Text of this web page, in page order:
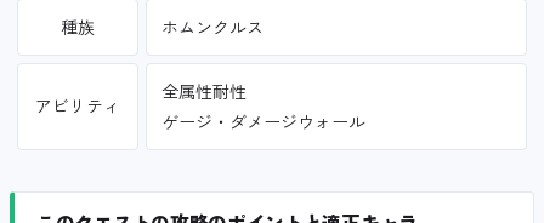
種族 ホムンクルス
アビリティ
全属性耐性
ゲージ・ダメージウォール